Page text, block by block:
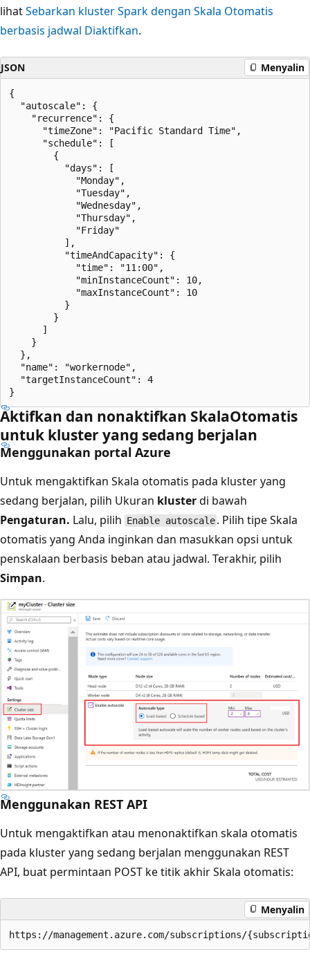
lihatSebarkan kluster Spark dengan Skala Otomatis
berbasis jadwal Diaktifkan.
JSON Menyalin
{
  "autoscale": {
    "recurrence": {
      "timeZone": "Pacific Standard Time",
      "schedule": [
        {
          "days": [
            "Monday",
            "Tuesday",
            "Wednesday",
            "Thursday",
            "Friday"
          ],
          "timeAndCapacity": {
            "time": "11:00",
            "minInstanceCount": 10,
            "maxInstanceCount": 10
          }
        }
      ]
    }
  },
  "name": "workernode",
  "targetInstanceCount": 4
Aktifkan dan nonaktifkan SkalaOtomatis
untuk kluster yang sedang berjalan
Menggunakan portal Azure
Untuk mengaktifkan Skala otomatis pada kluster yang
sedang berjalan, pilih Ukuran klusterdi bawah
Pengaturan. Lalu, pilih Enable autoscale . Pilih tipe Skala
otomatis yang Anda inginkan dan masukkan opsi untuk
penskalaan berbasis beban atau jadwal. Terakhir, pilih
Simpan.
Menggunakan REST API
Untuk mengaktifkan atau menonaktifkan skala otomatis
pada kluster yang sedang berjalan menggunakan REST
API, buat permintaan POST ke titik akhir Skala otomatis:
Menyalin